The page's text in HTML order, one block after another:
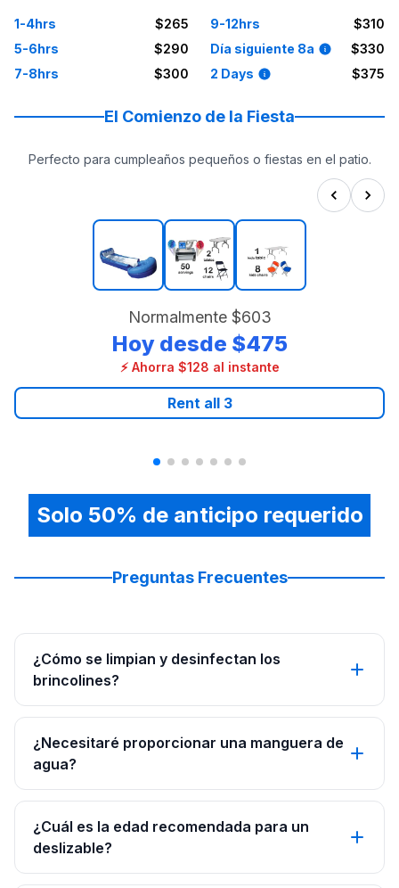
1-4hrs
$265
5-6hrs
$290
7-8hrs
$300
9-12hrs
$310
Día siguiente 8a
$330
2 Days
$375
El Comienzo de la Fiesta
Perfecto para cumpleaños pequeños o fiestas en el patio.
Normalmente $603
Hoy desde $475
⚡ Ahorra $128 al instante
Rent all 3
Solo 50% de anticipo requerido
Preguntas Frecuentes
¿Cómo se limpian y desinfectan los
brincolines?
¿Necesitaré proporcionar una manguera de
agua?
¿Cuál es la edad recomendada para un
deslizable?